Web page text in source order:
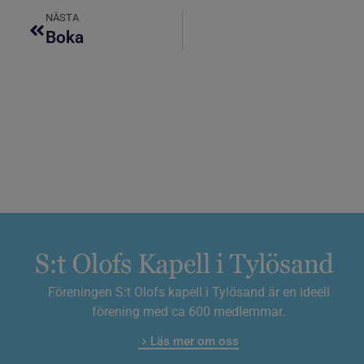
NÄSTA
Boka
Föreningen S:t Olofs kapell i Tylösand är en ideell
förening med ca 600 medlemmar.
Läs mer om oss